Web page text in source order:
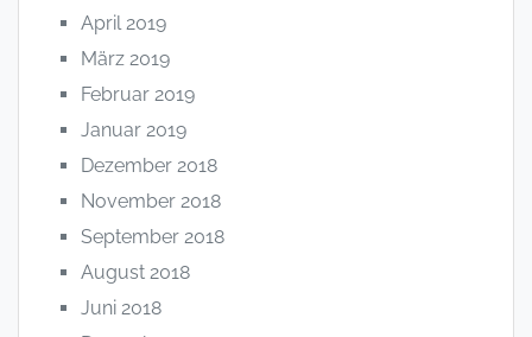
April 2019
März 2019
Februar 2019
Januar 2019
Dezember 2018
November 2018
September 2018
August 2018
Juni 2018